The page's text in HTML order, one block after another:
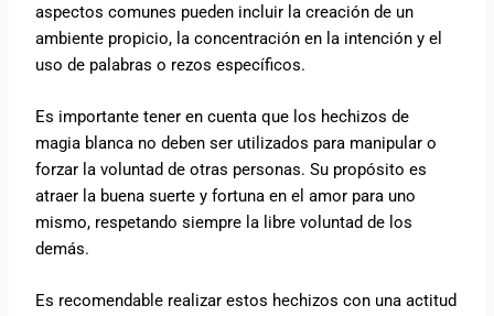
aspectos comunes pueden incluir la creación de un
ambiente propicio, la concentración en la intención y el
uso de palabras o rezos específicos.
Es importante tener en cuenta que los hechizos de
magia blanca no deben ser utilizados para manipular o
forzar la voluntad de otras personas. Su propósito es
atraer la buena suerte y fortuna en el amor para uno
mismo, respetando siempre la libre voluntad de los
demás.
Es recomendable realizar estos hechizos con una actitud